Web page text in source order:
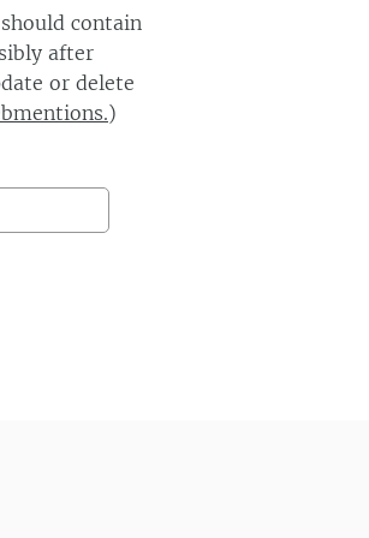
contain
after
or delete
)